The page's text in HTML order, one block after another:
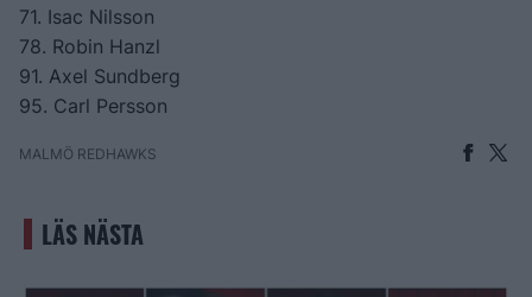
71. Isac Nilsson
78. Robin Hanzl
91. Axel Sundberg
95. Carl Persson
MALMÖ REDHAWKS
LÄS NÄSTA